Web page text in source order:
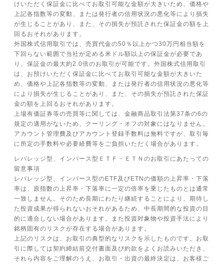
けいただく保証金に比べてお取引可能な金額が大きいため、価格や
上記各指数等の変動、または発行者の信用状況の悪化等により損失
が生じることがあり、また、その損失が預託された保証金の額を上
回るおそれがあります。
外国株式信用取引では、売買代金の50％以上かつ30万円相当額を
下回らない範囲で当社が定める米ドル額以上の保証金が必要であ
り、保証金の最大約2.0倍のお取引が可能です。外国株式信用取引
は、お預けいただく保証金に比べてお取引可能な金額が大きいた
め、価格や上記各指数等の変動、または発行者の信用状況の悪化等
により損失が生じることがあり、また、その損失が預託された保証
金の額を上回るおそれがあります。
上場有価証券等の売買等に関しては、金融商品取引法第37条の6の
規定の適用がないため、クーリング・オフの対象にはなりません。
アカウント管理費及びアカウント登録手数料は無料ですが、取引毎
に所定の手数料や必要経費等をご負担いただく場合があります。
レバレッジ型、インバース型ＥＴＦ・ＥＴＮのお取引にあたっての
留意事項
レバレッジ型、インバース型のETF及びETNの価額の上昇率・下落
率は、原指数の上昇率・下落率に一定の倍率を乗じたものとは通常
一致しません。そのため長期にわたり継続することにより、期待し
た投資成果が得られないおそれがあるため、中長期間的な投資の目
的に適合しない場合があります。また投資対象物や投資手法により
銘柄固有のリスクが存在する場合があります。
上記のリスクは、お取引の典型的なリスクを示したものです。お取
引に際しては契約締結前交付書面及び約款をよくお読みいただき、
それら内容をご理解のうえ、お取引・出資の最終決定は、お客様ご